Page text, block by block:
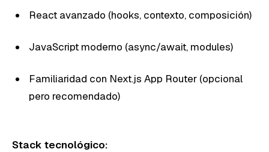
React avanzado (hooks, contexto, composición)
JavaScript moderno (async/await, modules)
Familiaridad con Next.js App Router (opcional
pero recomendado)
Stack tecnológico: